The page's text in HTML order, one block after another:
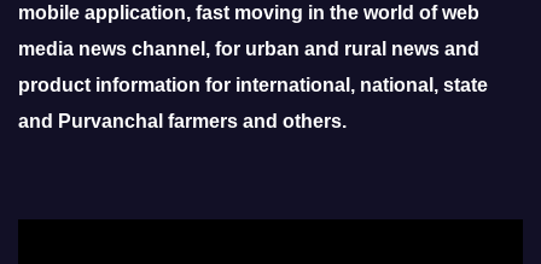
mobile application, fast moving in the world of web
media news channel, for urban and rural news and
product information for international, national, state
and Purvanchal farmers and others.